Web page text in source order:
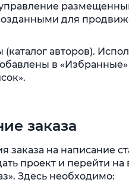
для
авторов).
в
заказа
заказа на написание
проект и перейти на
Здесь необходимо: